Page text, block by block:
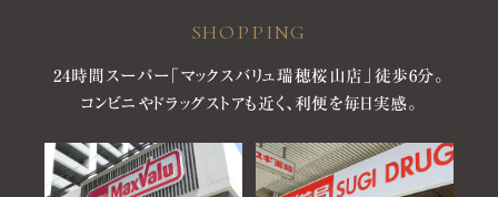
SHOPPING
24時間スーパー「マックスバリュ瑞穂桜山店」徒歩6分。
コンビニやドラッグストアも近く、利便を毎日実感。